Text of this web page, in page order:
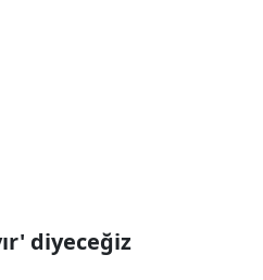
diyeceğiz